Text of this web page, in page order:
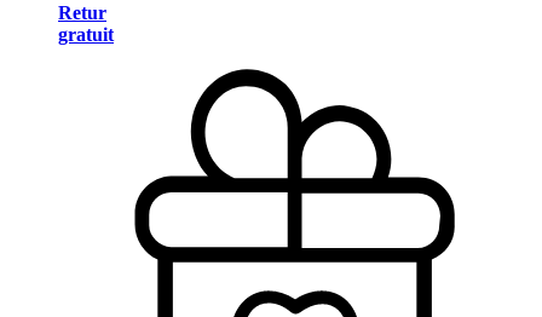
Retur
gratuit